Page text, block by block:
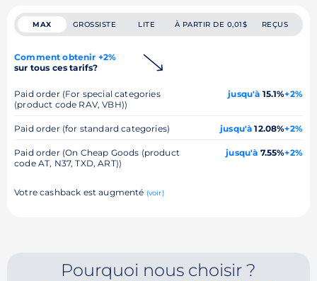
MAX GROSSISTE LITE À PARTIR DE 0,01$ REÇUS
Comment obtenir +2%
sur tous ces tarifs?
Paid order (For special categories
(product code RAV, VBH))
jusqu'à 15.1%+2%
Paid order (for standard categories) jusqu'à 12.08%+2%
Paid order (On Cheap Goods (product
code AT, N37, TXD, ART))
jusqu'à 7.55%+2%
Votre cashback est augmenté (voir)
Pourquoi nous choisir ?